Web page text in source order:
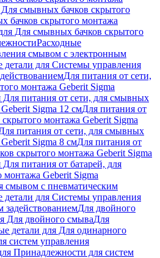
смывных бачков скрытого
бачков скрытого монтажа
Для смывных бачков скрытого
Расходные
смывом с электронным
детали для Системы управления
Для питания от сети,
монтажа Geberit Sigma
Для питания от сети, для смывных
Sigma 12 смДля питания от
монтажа Geberit Sigma
питания от сети, для смывных
Sigma 8 смДля питания от
скрытого монтажа Geberit Sigma
питания от батарей, для
Geberit Sigma
смывом с пневматическим
детали для Системы управления
Для двойного
Для двойного смываДля
детали для Для одинарного
систем управления
Принадлежности для систем